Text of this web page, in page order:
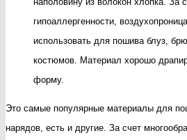
гипоаллергенности,
использовать для пошива блуз,
костюмов. Материал хорошо
форму.
Это самые популярные материалы для
нарядов, есть и другие. За счет